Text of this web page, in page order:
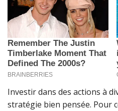
Investir dans des actions à
stratégie bien pensée. Pour